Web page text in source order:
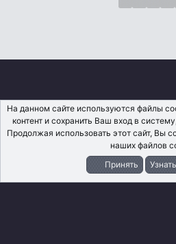
Что Нового? Вход
На данном сайте используются файлы
контент и сохранить Ваш вход в
Продолжая использовать этот сайт, Вы
наших файлов
Принять